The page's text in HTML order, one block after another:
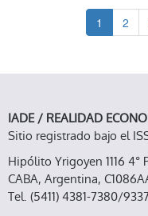
1 2
IADE / REALIDAD
Sitio registrado bajo el
Hipólito Yrigoyen 1116 4°
CABA, Argentina,
Tel. (5411) 4381-7380/